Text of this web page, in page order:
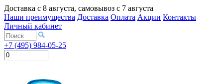
Доставка с 8 августа, самовывоз с 7 августа
Наши преимущества Доставка Оплата Акции Контакты
Личный кабинет
+7 (495) 984-05-25